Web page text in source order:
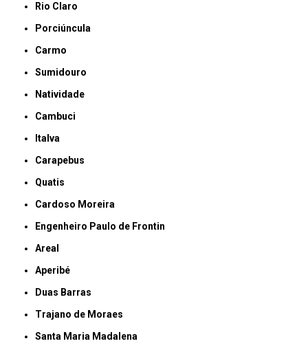
Rio Claro
Porciúncula
Carmo
Sumidouro
Natividade
Cambuci
Italva
Carapebus
Quatis
Cardoso Moreira
Engenheiro Paulo de Frontin
Areal
Aperibé
Duas Barras
Trajano de Moraes
Santa Maria Madalena